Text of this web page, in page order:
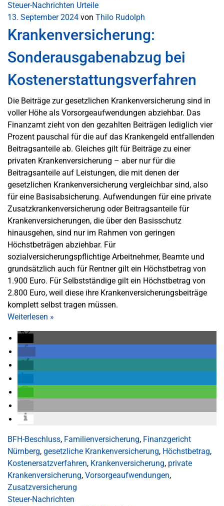
Steuer-Nachrichten Urteile
13. September 2024 von Thilo Rudolph
Krankenversicherung:
Sonderausgabenabzug bei
Kostenerstattungsverfahren
Die Beiträge zur gesetzlichen Krankenversicherung sind in
voller Höhe als Vorsorgeaufwendungen abziehbar. Das
Finanzamt zieht von den gezahlten Beiträgen lediglich vier
Prozent pauschal für die auf das Krankengeld entfallenden
Beitragsanteile ab. Gleiches gilt für Beiträge zu einer
privaten Krankenversicherung – aber nur für die
Beitragsanteile auf Leistungen, die mit denen der
gesetzlichen Krankenversicherung vergleichbar sind, also
für eine Basisabsicherung. Aufwendungen für eine private
Zusatzkrankenversicherung oder Beitragsanteile für
Krankenversicherungen, die über den Basisschutz
hinausgehen, sind nur im Rahmen von geringen
Höchstbeträgen abziehbar. Für
sozialversicherungspflichtige Arbeitnehmer, Beamte und
grundsätzlich auch für Rentner gilt ein Höchstbetrag von
1.900 Euro. Für Selbstständige gilt ein Höchstbetrag von
2.800 Euro, weil diese ihre Krankenversicherungsbeiträge
komplett selbst tragen müssen.
Weiterlesen »
BFH-Beschluss, Familienversicherung, Finanzgericht
Nürnberg, gesetzliche Krankenversicherung, Höchstbetrag,
Kostenersatzverfahren, Krankenversicherung, private
Krankenversicherung, Vorsorgeaufwendungen,
Zusatzversicherung
Steuer-Nachrichten